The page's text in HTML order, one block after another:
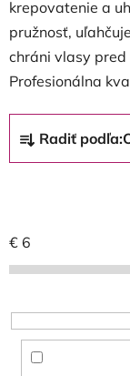
krepovatenie a
pružnosť,
chráni vlasy
Profesionálna
a
d
i
e
r
o
Radiť podľa:
€ 6